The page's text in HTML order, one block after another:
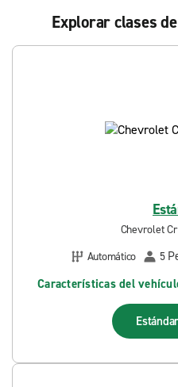
Explorar clases
Chevrolet
Automático
5
Características del
Estándar